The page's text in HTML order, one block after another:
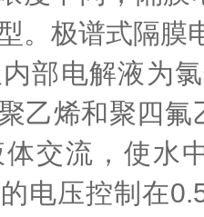
。极谱式隔膜
部电解液为
乙烯和聚四
交流，使水
电压控制在